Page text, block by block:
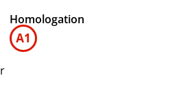
Homologation